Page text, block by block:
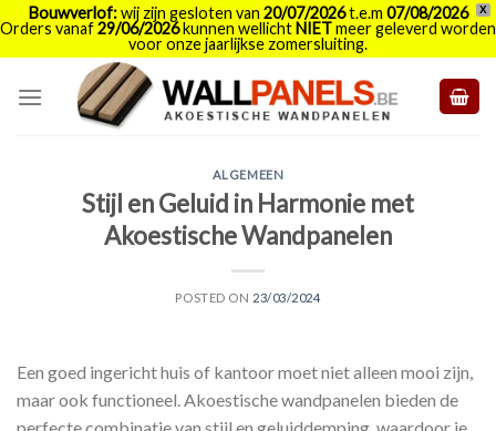
X
Bouwverlof:wij zijn gesloten van 20/07/2026t.e.m 07/08/2026
Orders vanaf29/06/2026kunnen wellichtNIETmeer geleverd worden
voor onze jaarlijkse zomersluiting.
ALGEMEEN
Stijl en Geluid in Harmonie met
Akoestische Wandpanelen
POSTED ON 23/03/2024
Een goed ingericht huis of kantoor moet niet alleen mooi zijn,
maar ook functioneel. Akoestische wandpanelen bieden de
perfecte combinatie van stijl en geluiddemping, waardoor je